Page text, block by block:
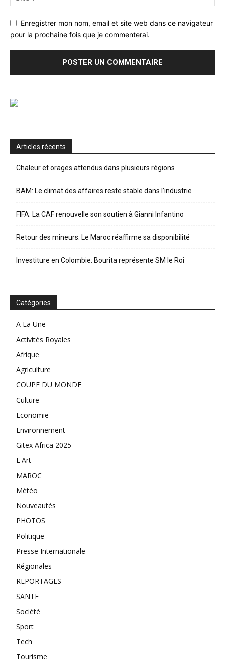
Enregistrer mon nom, email et site web dans ce navigateur
pour la prochaine fois que je commenterai.
Articles récents
Chaleur et orages attendus dans plusieurs régions
BAM: Le climat des affaires reste stable dans l’industrie
FIFA: La CAF renouvelle son soutien à Gianni Infantino
Retour des mineurs: Le Maroc réaffirme sa disponibilité
Investiture en Colombie: Bourita représente SM le Roi
Catégories
A La Une
Activités Royales
Afrique
Agriculture
COUPE DU MONDE
Culture
Economie
Environnement
Gitex Africa 2025
L'Art
MAROC
Météo
Nouveautés
PHOTOS
Politique
Presse Internationale
Régionales
REPORTAGES
SANTE
Société
Sport
Tech
Tourisme